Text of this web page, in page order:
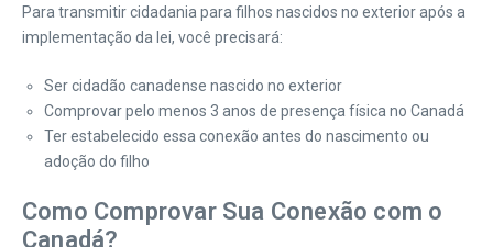
Para transmitir cidadania para filhos nascidos no exterior após a
implementação da lei, você precisará:
Ser cidadão canadense nascido no exterior
Comprovar pelo menos 3 anos de presença física no Canadá
Ter estabelecido essa conexão antes do nascimento ou
adoção do filho
Como Comprovar Sua Conexão com o
Canadá?